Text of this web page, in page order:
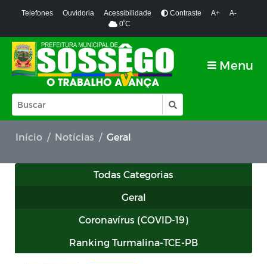
Telefones Ouvidoria Acessibilidade Contraste A+
A-
0ºC
Menu
Início Notícias Geral
Todas Categorias
Geral
Coronavírus (COVID-19)
Ranking Turmalina-TCE-PB